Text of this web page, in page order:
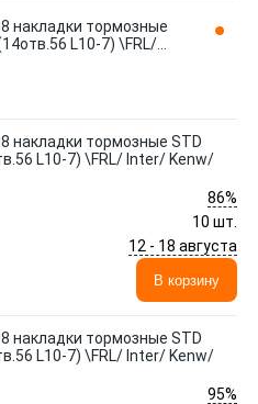
накладки тормозные
L10-7) \FRL/
Ro
накладки тормозные STD
L10-7) \FRL/ Inter/ Kenw/
86%
10 шт.
12 - 18 августа
В корзину
накладки тормозные STD
L10-7) \FRL/ Inter/ Kenw/
95%